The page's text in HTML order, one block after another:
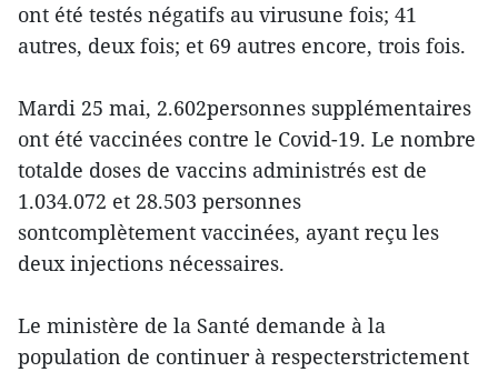
ont été testés négatifs au virusune fois; 41
autres, deux fois; et 69 autres encore, trois fois.
Mardi 25 mai, 2.602personnes supplémentaires
ont été vaccinées contre le Covid-19. Le nombre
totalde doses de vaccins administrés est de
1.034.072 et 28.503 personnes
sontcomplètement vaccinées, ayant reçu les
deux injections nécessaires.
Le ministère de la Santé demande à la
population de continuer à respecterstrictement